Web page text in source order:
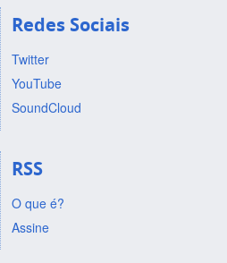
Redes Sociais
Twitter
YouTube
SoundCloud
RSS
O que é?
Assine